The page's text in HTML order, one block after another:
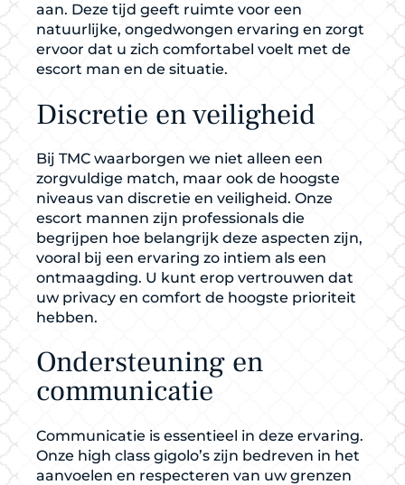
aan. Deze tijd geeft ruimte voor een
natuurlijke, ongedwongen ervaring en zorgt
ervoor dat u zich comfortabel voelt met de
escort man en de situatie.
Discretie en veiligheid
Bij TMC waarborgen we niet alleen een
zorgvuldige match, maar ook de hoogste
niveaus van discretie en veiligheid. Onze
escort mannen zijn professionals die
begrijpen hoe belangrijk deze aspecten zijn,
vooral bij een ervaring zo intiem als een
ontmaagding. U kunt erop vertrouwen dat
uw privacy en comfort de hoogste prioriteit
hebben.
Ondersteuning en
communicatie
Communicatie is essentieel in deze ervaring.
Onze high class gigolo’s zijn bedreven in het
aanvoelen en respecteren van uw grenzen